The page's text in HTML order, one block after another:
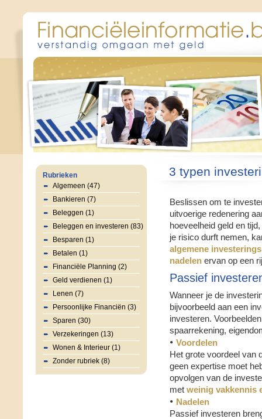
Rubrieken
Algemeen (47)
Bankieren (7)
Beleggen (1)
Beleggen en investeren (83)
Besparen (1)
Betalen (1)
Financiële Planning (2)
Geld verdienen (1)
Lenen (7)
Persoonlijke Financiën (3)
Sparen (30)
Verzekeringen (13)
Wonen & Interieur (1)
Zonder rubriek (8)
3 typen
Beslissen om te
uitvoerige redenering
hoeveelheid geld en
je risico durft nemen,
algemene
nadelenervan op een
Passief
Wanneer je de
bijvoorbeeld aan een
investeren.
spaarrekening,
• Voordelen
Het grote voordeel van
geen expertise moet
opvolgen van de
met weinig vakkennis
• Nadelen
Passief investeren